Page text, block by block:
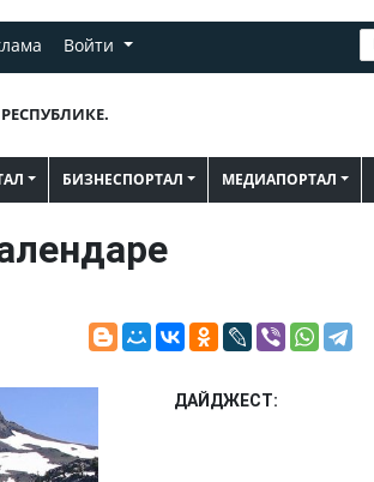
Войти
БИЗНЕСПОРТАЛ МЕДИАПОРТАЛ
ДАЙДЖЕСТ: